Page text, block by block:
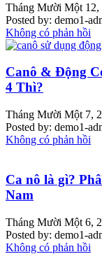
Tháng Mười Một 12,
Posted by: demo1-
Không có phản hồi
Canô & Động
4 Thì?
Tháng Mười Một 7,
Posted by: demo1-
Không có phản hồi
Ca nô là gì?
Nam
Tháng Mười Một 6,
Posted by: demo1-
Không có phản hồi